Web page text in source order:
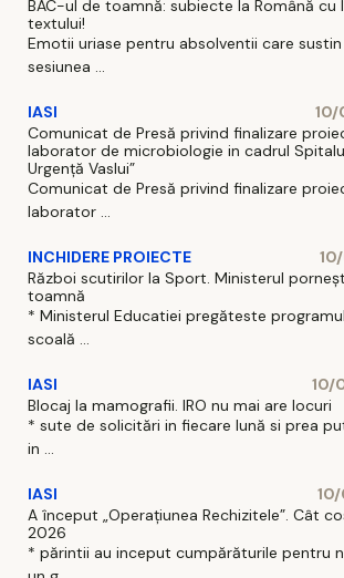
BAC-ul de toamnă: subiecte la Română cu
textului!
Emotii uriase pentru absolventii care
sesiunea ...
IASI
10/
Comunicat de Presă privind finalizare
laborator de microbiologie in cadrul
Urgență Vaslui”
Comunicat de Presă privind finalizare
laborator ...
INCHIDERE PROIECTE
Război scutirilor la Sport. Ministerul
toamnă
* Ministerul Educatiei pregăteste
scoală ...
IASI
10/
Blocaj la mamografii. IRO nu mai are locuri
* sute de solicitări in fiecare lună si prea
in ...
IASI
A început „Operațiunea Rechizitele”. Cât
2026
* părintii au inceput cumpărăturile pentru